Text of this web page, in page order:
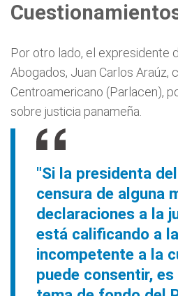
Por otro lado, el expresidente
Abogados, Juan Carlos Araúz,
Centroamericano (Parlacen),
sobre justicia panameña.
"Si la presidenta
censura de alguna
declaraciones a la
está calificando a
incompetente a la
puede consentir,